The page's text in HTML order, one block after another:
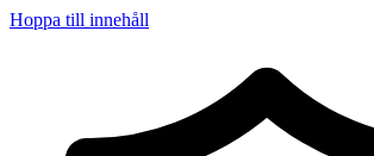
Hoppa till innehåll